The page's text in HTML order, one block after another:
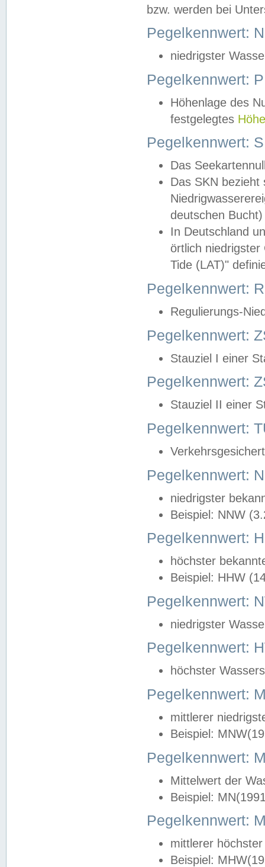
bzw. werden bei
Pegelkennwert:
niedrigster
Pegelkennwert:
Höhenlage des
festgelegtes
Pegelkennwert:
Das
Das SKN
deutschen
In Deutschland
örtlich
Tide (LAT)"
Pegelkennwert:
Regulierungs-
Pegelkennwert:
Stauziel I einer
Pegelkennwert:
Stauziel II einer
Pegelkennwert:
Pegelkennwert:
niedrigster
Beispiel: NNW
Pegelkennwert:
höchster
Beispiel: HHW
Pegelkennwert:
niedrigster
Pegelkennwert:
höchster
Pegelkennwert:
mittlerer
Beispiel:
Pegelkennwert:
Mittelwert der
Beispiel:
Pegelkennwert:
mittlerer
Beispiel: